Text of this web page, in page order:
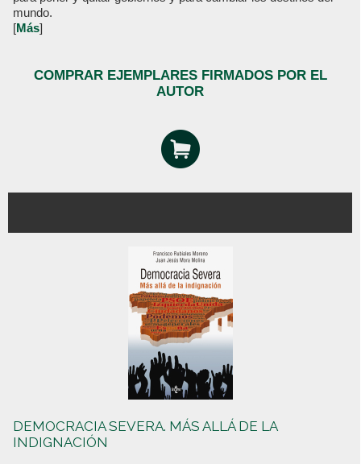
mundo.
[Más]
COMPRAR EJEMPLARES FIRMADOS POR EL
AUTOR
DEMOCRACIA SEVERA. MÁS ALLÁ DE LA
INDIGNACIÓN